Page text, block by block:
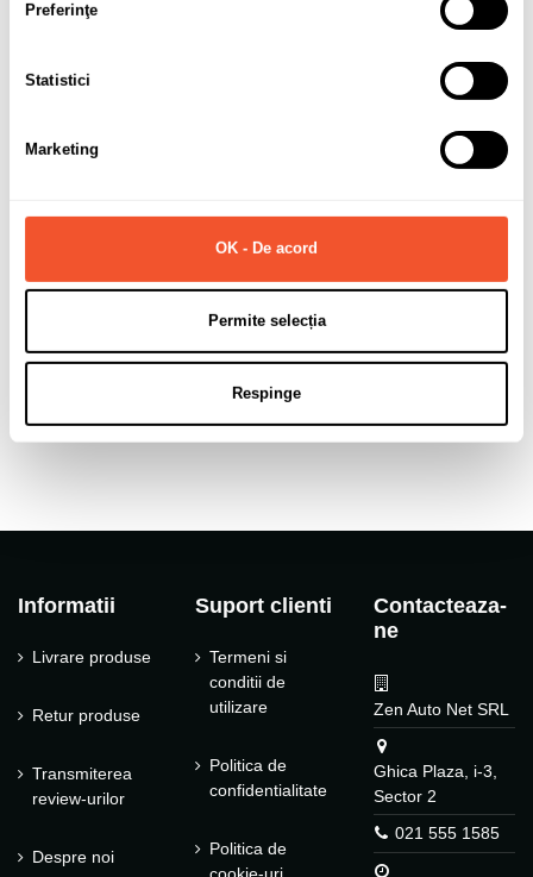
Preferinţe
Statistici
Marketing
OK - De acord
Permite selecția
Respinge
Latime janta
PCD (prezoane + distanta)
ET (offset) 38
60.1
Tip janta Aliaj
Jante auto
Informatii
Livrare produse
Retur produse
Transmiterea
review-urilor
Despre noi
Suport clienti
Termeni si
conditii de
utilizare
Politica de
confidentialitate
Politica de
Contacteaza-
ne
Zen Auto Net SRL
Ghica Plaza, i-3,
Sector 2
021 555 1585